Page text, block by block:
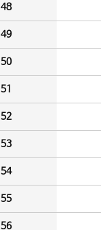
48
49
50
51
52
53
54
55
56